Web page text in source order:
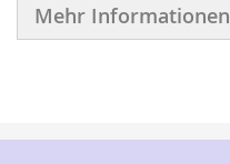
Mehr Informationen